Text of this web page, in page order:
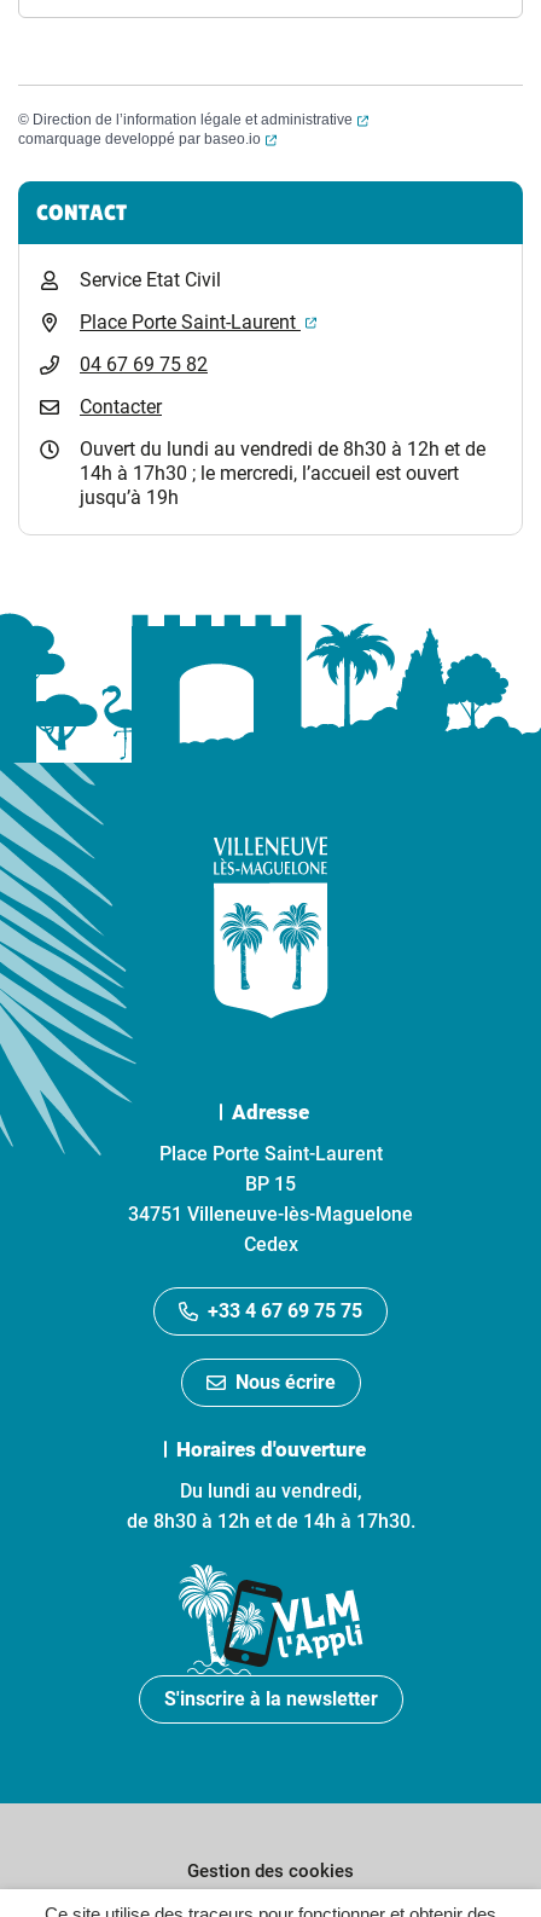
© Direction de l’information légale et administrative
(ouverture dans un
comarquage developpé par baseo.io (ouverture dans un nouvel onglet)
Informations complémentaires
CONTACT
Service Etat Civil
Place Porte Saint-Laurent
(ouverture dans un
04 67 69 75 82
Contacter
Ouvert du lundi au vendredi de 8h30 à 12h et de
14h à 17h30 ; le mercredi, l’accueil est ouvert
jusqu’à 19h
Adresse
Place Porte Saint-Laurent
BP 15
34751 Villeneuve-lès-Maguelone
Cedex
+33 4 67 69 75 75
Nous écrire
Horaires d'ouverture
Du lundi au vendredi,
de 8h30 à 12h et de 14h à 17h30.
S'inscrire à la newsletter
Gestion des cookies